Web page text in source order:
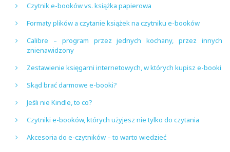
Czytnik e-booków vs. książka papierowa
Formaty plików a czytanie książek na czytniku e-booków
Calibre – program przez jednych kochany, przez innych
znienawidzony
Zestawienie księgarni internetowych, w których kupisz e-booki
Skąd brać darmowe e-booki?
Jeśli nie Kindle, to co?
Czytniki e-booków, których użyjesz nie tylko do czytania
Akcesoria do e-czytników – to warto wiedzieć